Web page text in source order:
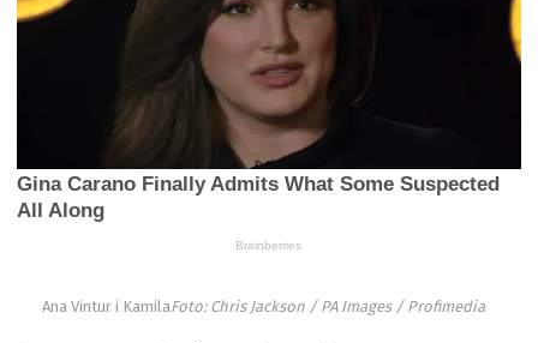
Ana Vintur i KamilaFoto: Chris Jackson / PA Images / Profimedia